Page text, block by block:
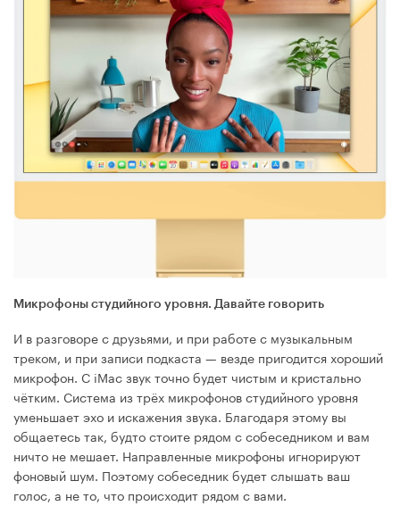
Микрофоны студийного уровня. Давайте говорить
И в разговоре с друзьями, и при работе с музыкальным
треком, и при записи подкаста — везде пригодится хороший
микрофон. С iMac звук точно будет чистым и кристально
чётким. Система из трёх микрофонов студийного уровня
уменьшает эхо и искажения звука. Благодаря этому вы
общаетесь так, будто стоите рядом с собеседником и вам
ничто не мешает. Направленные микрофоны игнорируют
фоновый шум. Поэтому собеседник будет слышать ваш
голос, а не то, что происходит рядом с вами.